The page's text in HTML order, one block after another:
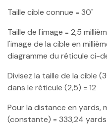
Taille cible connue = 30"
Taille de l'image = 2,5
l'image de la cible en
diagramme du réticule ci-
Divisez la taille de la cible
dans le réticule (2,5) = 12
Pour la distance en yards,
(constante) = 333,24